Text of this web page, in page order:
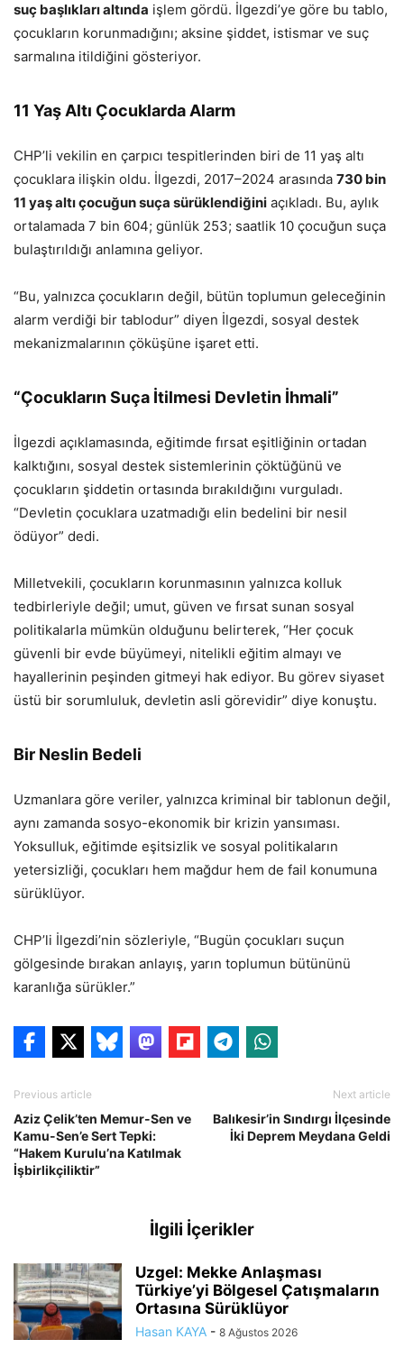
suç başlıkları altında işlem gördü. İlgezdi’ye göre bu tablo,
çocukların korunmadığını; aksine şiddet, istismar ve suç
sarmalına itildiğini gösteriyor.
11 Yaş Altı Çocuklarda Alarm
CHP’li vekilin en çarpıcı tespitlerinden biri de 11 yaş altı
çocuklara ilişkin oldu. İlgezdi, 2017–2024 arasında 730 bin
11 yaş altı çocuğun suça sürüklendiğini açıkladı. Bu, aylık
ortalamada 7 bin 604; günlük 253; saatlik 10 çocuğun suça
bulaştırıldığı anlamına geliyor.
“Bu, yalnızca çocukların değil, bütün toplumun geleceğinin
alarm verdiği bir tablodur” diyen İlgezdi, sosyal destek
mekanizmalarının çöküşüne işaret etti.
“Çocukların Suça İtilmesi Devletin İhmali”
İlgezdi açıklamasında, eğitimde fırsat eşitliğinin ortadan
kalktığını, sosyal destek sistemlerinin çöktüğünü ve
çocukların şiddetin ortasında bırakıldığını vurguladı.
“Devletin çocuklara uzatmadığı elin bedelini bir nesil
ödüyor” dedi.
Milletvekili, çocukların korunmasının yalnızca kolluk
tedbirleriyle değil; umut, güven ve fırsat sunan sosyal
politikalarla mümkün olduğunu belirterek, “Her çocuk
güvenli bir evde büyümeyi, nitelikli eğitim almayı ve
hayallerinin peşinden gitmeyi hak ediyor. Bu görev siyaset
üstü bir sorumluluk, devletin asli görevidir” diye konuştu.
Bir Neslin Bedeli
Uzmanlara göre veriler, yalnızca kriminal bir tablonun değil,
aynı zamanda sosyo-ekonomik bir krizin yansıması.
Yoksulluk, eğitimde eşitsizlik ve sosyal politikaların
yetersizliği, çocukları hem mağdur hem de fail konumuna
sürüklüyor.
CHP’li İlgezdi’nin sözleriyle, “Bugün çocukları suçun
gölgesinde bırakan anlayış, yarın toplumun bütününü
karanlığa sürükler.”
Previous article
Aziz Çelik’ten Memur-Sen ve
Kamu-Sen’e Sert Tepki:
“Hakem Kurulu’na Katılmak
İşbirlikçiliktir”
Next article
Balıkesir’in Sındırgı İlçesinde
İki Deprem Meydana Geldi
İlgili İçerikler
Uzgel: Mekke Anlaşması
Türkiye’yi Bölgesel Çatışmaların
Ortasına Sürüklüyor
Hasan KAYA - 8 Ağustos 2026